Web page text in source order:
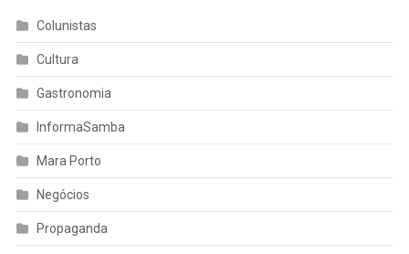
Colunistas
Cultura
Gastronomia
InformaSamba
Mara Porto
Negócios
Propaganda